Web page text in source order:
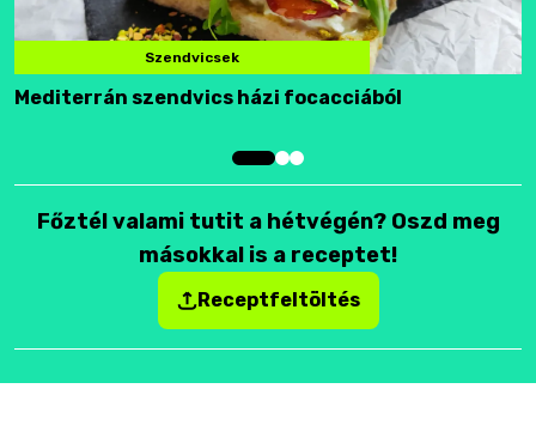
Szendvicsek
Mediterrán szendvics házi focacciából
Főztél valami tutit a hétvégén? Oszd meg
másokkal is a receptet!
Receptfeltöltés